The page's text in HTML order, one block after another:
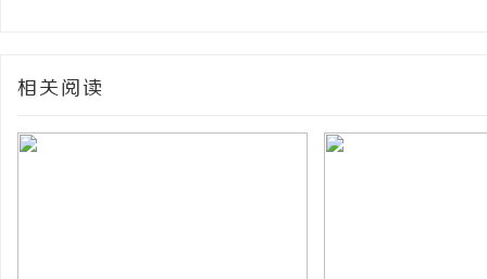
相关阅读